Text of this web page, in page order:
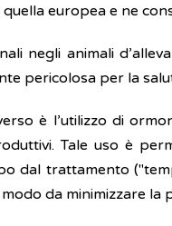
europea e ne
negli animali
pericolosa per la
è l’utilizzo di
Tale uso è
dal trattamento
da minimizzare